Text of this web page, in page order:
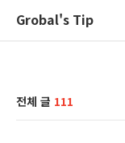
Grobal's Tip
전체 글 111